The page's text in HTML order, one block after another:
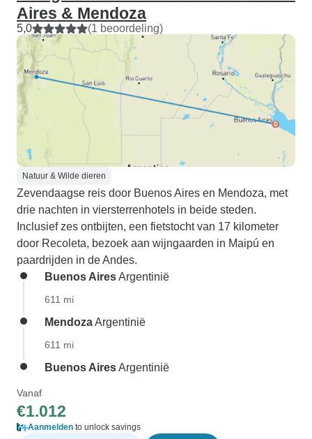
Aires & Mendoza
5,0 (1 beoordeling)
Natuur & Wilde dieren
Zevendaagse reis door Buenos Aires en Mendoza, met
drie nachten in viersterrenhotels in beide steden.
Inclusief zes ontbijten, een fietstocht van 17 kilometer
door Recoleta, bezoek aan wijngaarden in Maipú en
paardrijden in de Andes.
Buenos AiresArgentinië
611 mi
MendozaArgentinië
611 mi
Buenos AiresArgentinië
Vanaf
€1.012
Aanmelden to unlock savings